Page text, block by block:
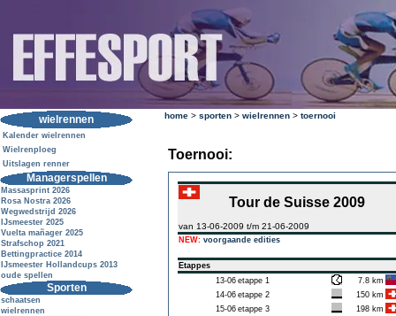
wielrennen
Kalender wielrennen
Wielrenploeg
Uitslagen renner
Managerspellen
Massasprint 2026
Rosa Nostra 2026
Wegwedstrijd 2026
IJsmeester 2025
Vuelta mañager 2025
Strafschop 2021
Bettingpractice 2014
IJsmeester Hollandcups 2013
oude spellen
Sporten
schaatsen
wielrennen
home > sporten > wielrennen > toernooi
Toernooi:
Tour de Suisse 2009
van 13-06-2009 t/m 21-06-2009
NEW: voorgaande edities
Etappes
13-06 etappe 1
7.8 km
14-06 etappe 2
150 km
15-06 etappe 3
198 km